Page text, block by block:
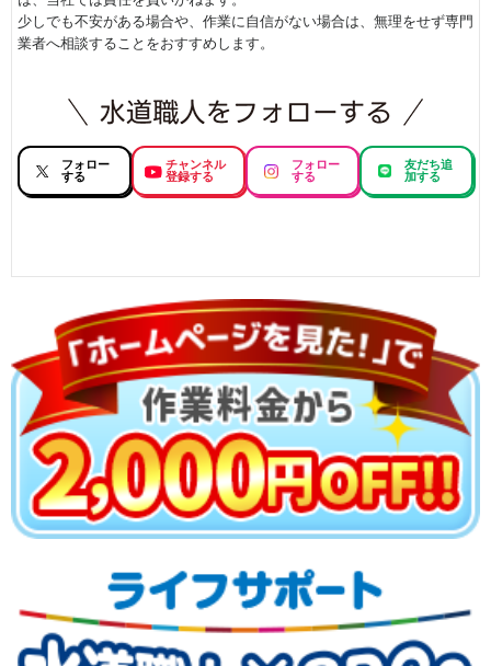
少しでも不安がある場合や、作業に自信がない場合は、無理をせず専門
業者へ相談することをおすすめします。
フォロー
する
チャンネル
登録する
フォロー
する
友だち追
加する